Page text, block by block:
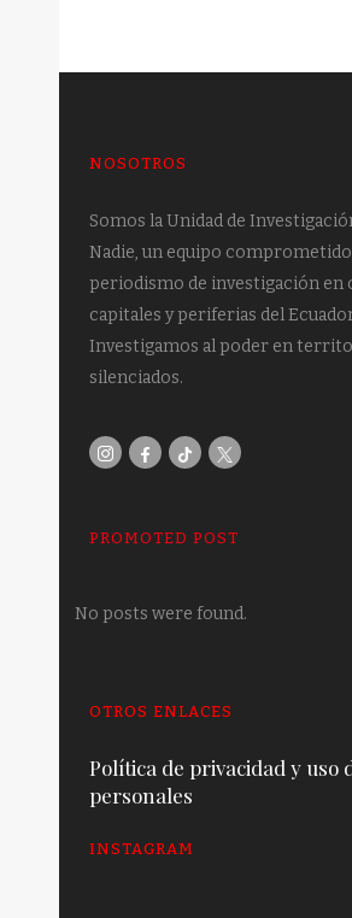
NOSOTROS
Somos la Unidad de
Nadie, un equipo
periodismo de investigación en
capitales y periferias del
Investigamos al poder en
silenciados.
PROMOTED POST
No posts were found.
OTROS ENLACES
Política de privacidad y uso
personales
INSTAGRAM